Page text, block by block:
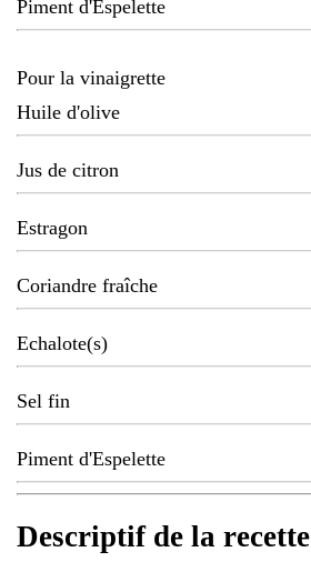
Piment d'Espelette
Pour la vinaigrette
Huile d'olive
Jus de citron
Estragon
Coriandre fraîche
Echalote(s)
Sel fin
Piment d'Espelette
Descriptif de la recette